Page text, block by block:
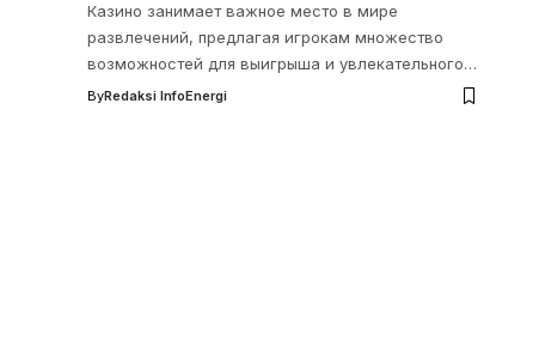
Казино занимает важное место в мире
развлечений, предлагая игрокам множество
возможностей для выигрыша и увлекательного…
ByRedaksi InfoEnergi